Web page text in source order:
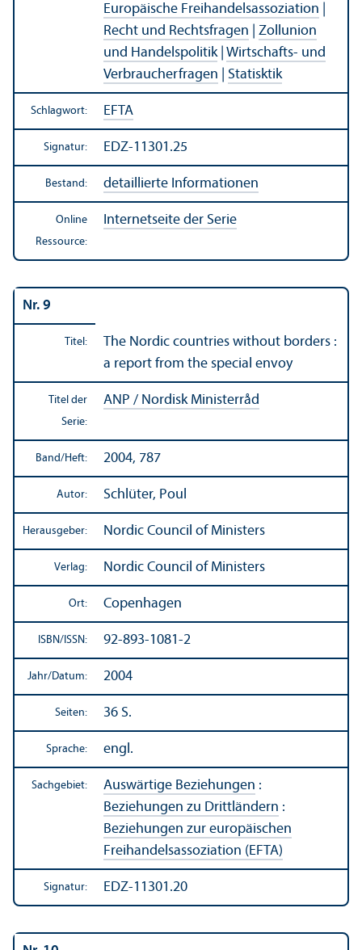
Europäische Freihandels­assoziation
Recht und Rechts­fragen
Zollunion
und Handels­politik| Wirtschafts- und
Verbraucherfragen
Statisktik
Schlagwort: EFTA
Signatur: EDZ-11301.25
Bestand: detaillierte Informationen
Online
Ressource:
Internetseite der Serie
Nr. 9
Titel:
The Nordic countries without borders :
a report from the special envoy
Titel der
Serie:
ANP / Nordisk Ministerråd
Band/Heft: 2004, 787
Autor: Schlüter, Poul
Herausgeber: Nordic Council of Ministers
Verlag: Nordic Council of Ministers
Ort: Copenhagen
ISBN/ ISSN: 92-893-1081-2
Jahr/Datum: 2004
Seiten: 36 S.
Sprache: engl.
Sachgebiet: Auswärtige Beziehungen :
Beziehungen zu Drittländern :
Beziehungen zur europäischen
Freihandels­assoziation (EFTA)
Signatur: EDZ-11301.20